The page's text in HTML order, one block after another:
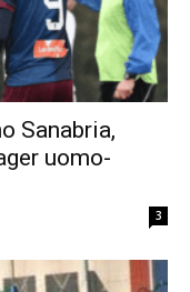
Sanabria,
uomo-
3